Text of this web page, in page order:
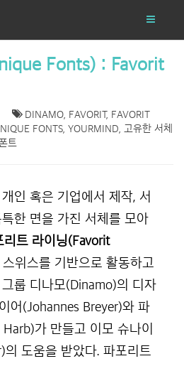
Fonts) : Favorit
DINAMO FAVORIT, FAVORIT
FONTS YOURMIND
고유한 서체
트
인 혹은 기업에서 제작, 서
한 면을 가진 서체를 모아
리트 라이닝(Favorit
스위스를 기반으로 활동하고
룹 디나모(Dinamo)의 디자
어(Johannes Breyer)와 파
가 만들고 이모 슈나이
도움을 받았다. 파포리트